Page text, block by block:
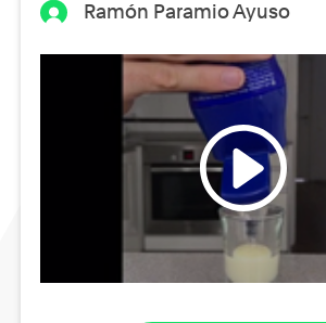
Ramón Paramio Ayuso